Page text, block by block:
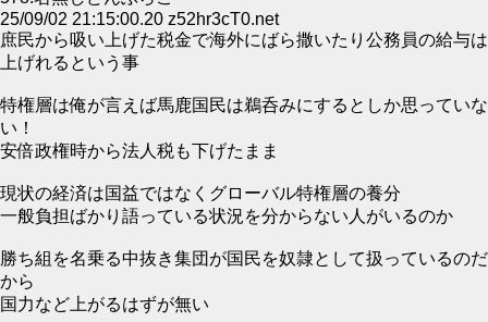
25/09/02 21:15:00.20 z52hr3cT0.net
庶民から吸い上げた税金で海外にばら撒いたり公務員の給与は
上げれるという事
特権層は俺が言えば馬鹿国民は鵜呑みにするとしか思っていな
い！
安倍政権時から法人税も下げたまま
現状の経済は国益ではなくグローバル特権層の養分
一般負担ばかり語っている状況を分からない人がいるのか
勝ち組を名乗る中抜き集団が国民を奴隷として扱っているのだ
から
国力など上がるはずが無い